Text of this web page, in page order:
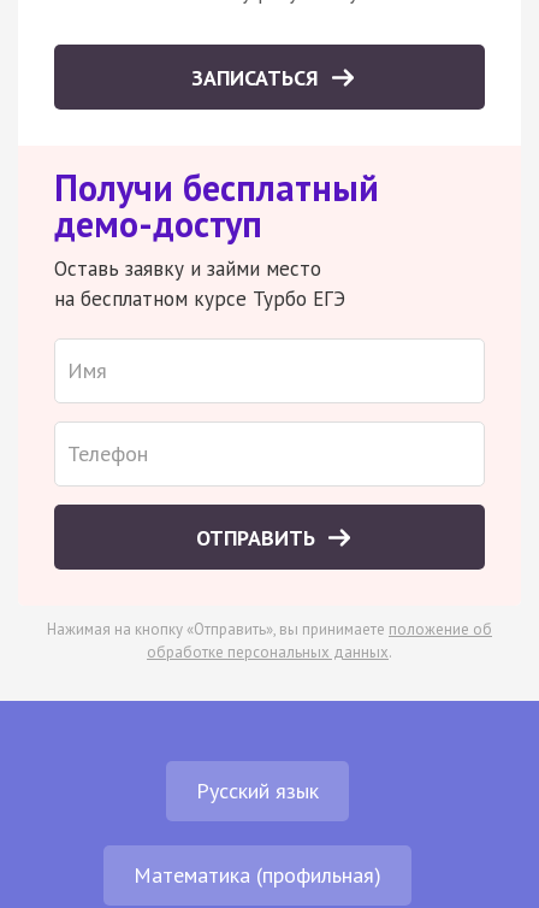
ЗАПИСАТЬСЯ
Получи бесплатный
демо-доступ
Оставь заявку и займи место
на бесплатном курсе Турбо ЕГЭ
ОТПРАВИТЬ
Нажимая на кнопку «Отправить», вы принимаете положение об
обработке персональных данных.
Русский язык
Математика (профильная)